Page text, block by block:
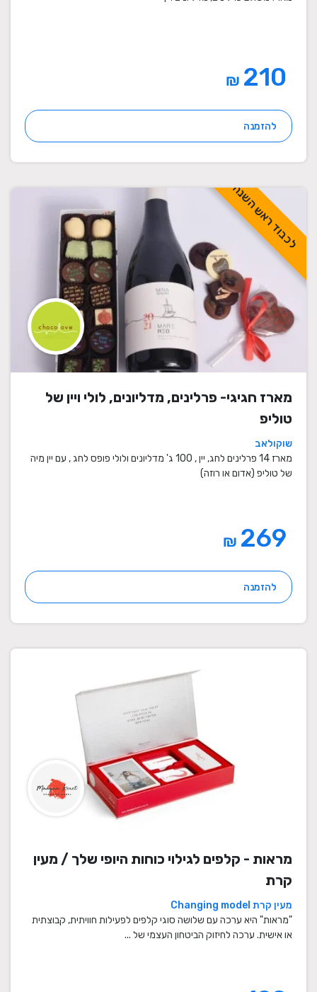
₪
להזמנה
לכבוד ראש השנה
מארז חגיגי- פרלינים, מדליונים, לולי ויין של
טוליפ
שוקולאב
מארז 14 פרלינים לחג, יין , 100 ג' מדליונים ולולי פופס לחג , עם יין מיה
של טוליפ (אדום או רוזה)
₪
להזמנה
מראות - קלפים לגילוי כוחות היופי שלך / מעין
קרת
מעין קרת Changing model
"מראות" היא ערכה עם שלושה סוגי קלפים לפעילות חוויתית, קבוצתית
או אישית. ערכה לחיזוק הביטחון העצמי של ...